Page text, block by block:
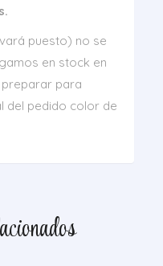
puesto) no se
en stock en
para
del pedido color de